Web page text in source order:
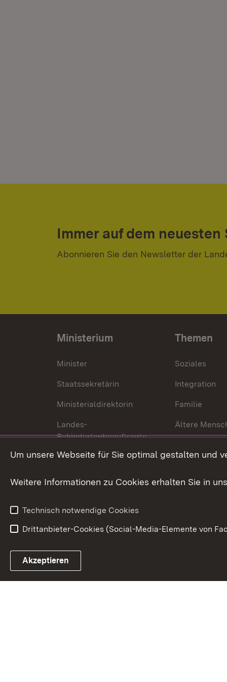
Immer auf dem neuesten
Abonnieren Sie den Newsletter der
Ministerium
Minister
Staatssekretärin
Ministerialdirektorin
Landes-
Behindertenbeauftragte
Bürgerreferent
Karriere
Themen
Soziales
Integration
Familie
Ältere
Link zum Landesportal
Um unsere Webseite für Sie optimal gestalten und
Weitere Informationen zu Cookies erhalten Sie in
Technisch notwendige Cookies
Drittanbieter-Cookies (Social-Media-Elemente von
Akzeptieren